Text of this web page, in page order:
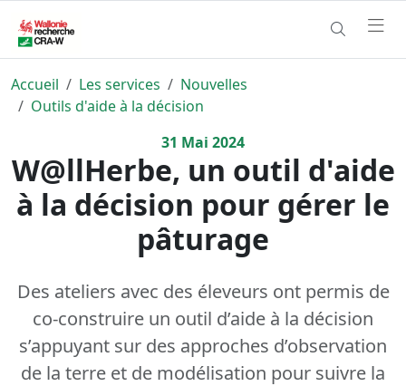
Accueil Les services
Nouvelles
Outils d'aide à la décision
31 Mai 2024
W@llHerbe, un outil d'aide
à la décision pour gérer le
pâturage
Des ateliers avec des éleveurs ont permis de
co-construire un outil d’aide à la décision
s’appuyant sur des approches d’observation
de la terre et de modélisation pour suivre la